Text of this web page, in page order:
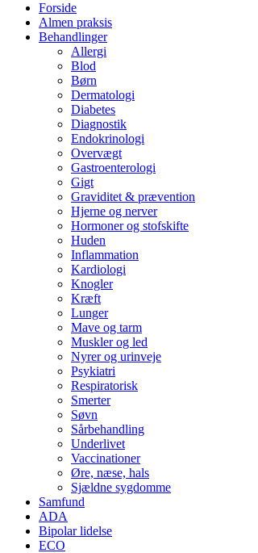
Forside
Almen praksis
Behandlinger
Allergi
Blod
Børn
Dermatologi
Diabetes
Diagnostik
Endokrinologi
Overvægt
Gastroenterologi
Gigt
Graviditet & prævention
Hjerne og nerver
Hormoner og stofskifte
Huden
Inflammation
Kardiologi
Knogler
Kræft
Lunger
Mave og tarm
Muskler og led
Nyrer og urinveje
Psykiatri
Respiratorisk
Smerter
Søvn
Sårbehandling
Underlivet
Vaccinationer
Øre, næse, hals
Sjældne sygdomme
Samfund
ADA
Bipolar lidelse
ECO